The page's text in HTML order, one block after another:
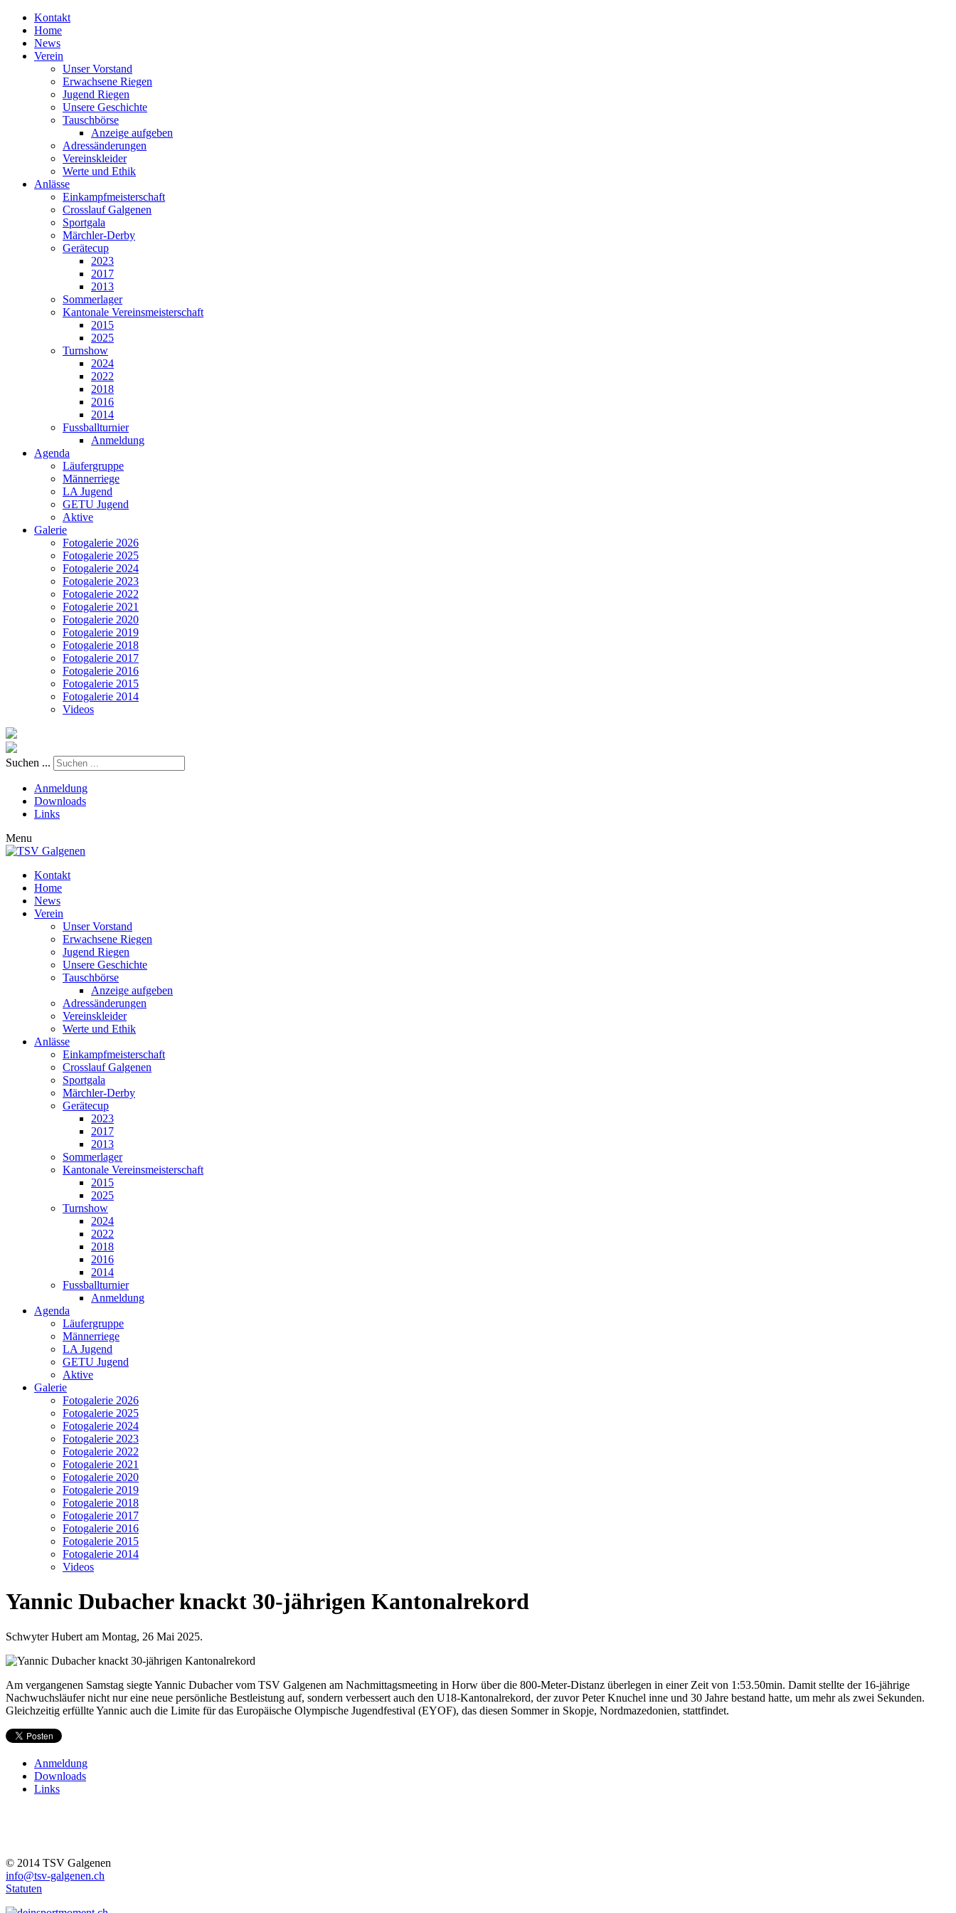
Kontakt
Home
News
Verein
Unser Vorstand
Erwachsene Riegen
Jugend Riegen
Unsere Geschichte
Tauschbörse
Anzeige aufgeben
Adressänderungen
Vereinskleider
Werte und Ethik
Anlässe
Einkampfmeisterschaft
Crosslauf Galgenen
Sportgala
Märchler-Derby
Gerätecup
2023
2017
2013
Sommerlager
Kantonale Vereinsmeisterschaft
2015
2025
Turnshow
2024
2022
2018
2016
2014
Fussballturnier
Anmeldung
Agenda
Läufergruppe
Männerriege
LA Jugend
GETU Jugend
Aktive
Galerie
Fotogalerie 2026
Fotogalerie 2025
Fotogalerie 2024
Fotogalerie 2023
Fotogalerie 2022
Fotogalerie 2021
Fotogalerie 2020
Fotogalerie 2019
Fotogalerie 2018
Fotogalerie 2017
Fotogalerie 2016
Fotogalerie 2015
Fotogalerie 2014
Videos
Suchen ...
Anmeldung
Downloads
Links
Menu
Kontakt
Home
News
Verein
Unser Vorstand
Erwachsene Riegen
Jugend Riegen
Unsere Geschichte
Tauschbörse
Anzeige aufgeben
Adressänderungen
Vereinskleider
Werte und Ethik
Anlässe
Einkampfmeisterschaft
Crosslauf Galgenen
Sportgala
Märchler-Derby
Gerätecup
2023
2017
2013
Sommerlager
Kantonale Vereinsmeisterschaft
2015
2025
Turnshow
2024
2022
2018
2016
2014
Fussballturnier
Anmeldung
Agenda
Läufergruppe
Männerriege
LA Jugend
GETU Jugend
Aktive
Galerie
Fotogalerie 2026
Fotogalerie 2025
Fotogalerie 2024
Fotogalerie 2023
Fotogalerie 2022
Fotogalerie 2021
Fotogalerie 2020
Fotogalerie 2019
Fotogalerie 2018
Fotogalerie 2017
Fotogalerie 2016
Fotogalerie 2015
Fotogalerie 2014
Videos
Yannic Dubacher knackt 30-jährigen Kantonalrekord
Schwyter Hubert am Montag, 26 Mai 2025.
Am vergangenen Samstag siegte Yannic Dubacher vom TSV Galgenen am Nachmittagsmeeting in Horw über die 800-Meter-Distanz überlegen in einer Zeit von 1:53.50min. Damit stellte der 16-jährige
Nachwuchsläufer nicht nur eine neue persönliche Bestleistung auf, sondern verbessert auch den U18-Kantonalrekord, der zuvor Peter Knuchel inne und 30 Jahre bestand hatte, um mehr als zwei Sekunden.
Gleichzeitig erfüllte Yannic auch die Limite für das Europäische Olympische Jugendfestival (EYOF), das diesen Sommer in Skopje, Nordmazedonien, stattfindet.
Anmeldung
Downloads
Links
© 2014 TSV Galgenen
info@tsv-galgenen.ch
Statuten